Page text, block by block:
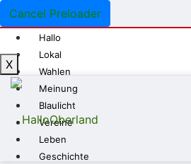
Cancel Preloader
Hallo
Lokal
Wahlen
Meinung
Blaulicht
Vereine
Leben
Geschichte
X